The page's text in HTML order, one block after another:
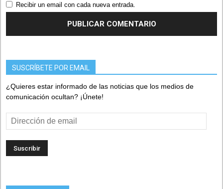
Recibir un email con cada nueva entrada.
SUSCRÍBETE POR EMAIL
¿Quieres estar informado de las noticias que los medios de
comunicación ocultan? ¡Únete!
Dirección
de
email